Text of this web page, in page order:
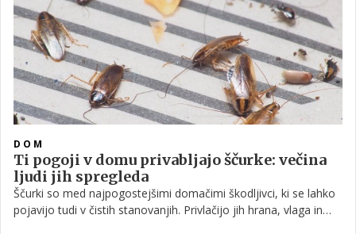
DOM
Ti pogoji v domu privabljajo ščurke: večina
ljudi jih spregleda
Ščurki so med najpogostejšimi domačimi škodljivci, ki se lahko
pojavijo tudi v čistih stanovanjih. Privlačijo jih hrana, vlaga in